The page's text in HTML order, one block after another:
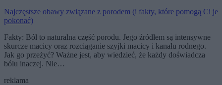
Najczęstsze obawy związane z porodem (i fakty, które pomogą Ci je
pokonać)
Fakty: Ból to naturalna część porodu. Jego źródłem są intensywne
skurcze macicy oraz rozciąganie szyjki macicy i kanału rodnego.
Jak go przeżyć? Ważne jest, aby wiedzieć, że każdy doświadcza
bólu inaczej. Nie…
reklama